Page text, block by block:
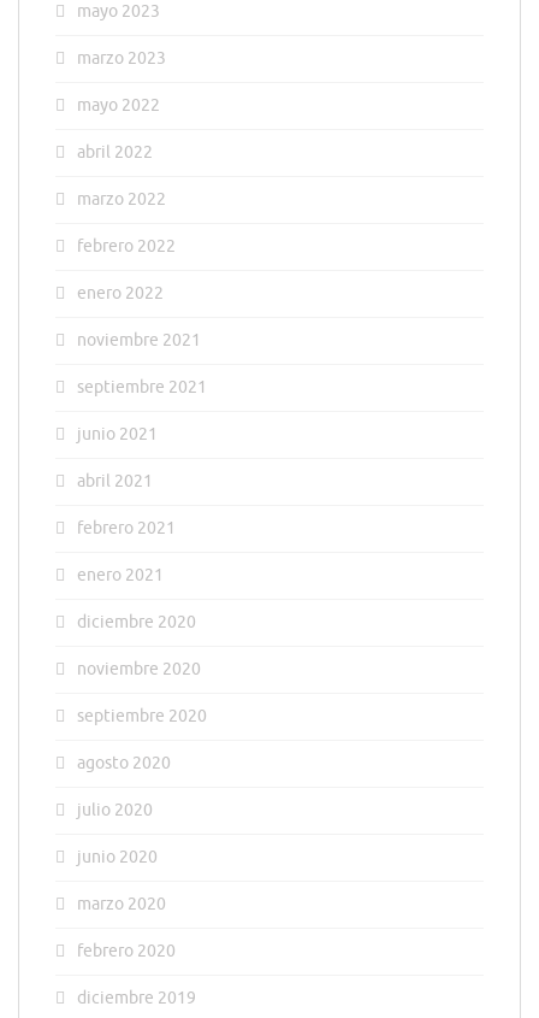
mayo 2023
marzo 2023
mayo 2022
abril 2022
marzo 2022
febrero 2022
enero 2022
noviembre 2021
septiembre 2021
junio 2021
abril 2021
febrero 2021
enero 2021
diciembre 2020
noviembre 2020
septiembre 2020
agosto 2020
julio 2020
junio 2020
marzo 2020
febrero 2020
diciembre 2019